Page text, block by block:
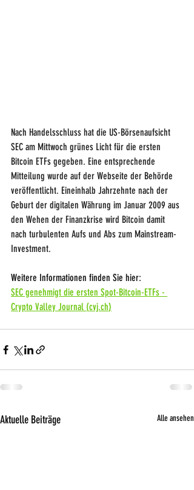
Nach Handelsschluss hat die US-Börsenaufsicht
SEC am Mittwoch grünes Licht für die ersten
Bitcoin ETFs gegeben. Eine entsprechende
Mitteilung wurde auf der Webseite der Behörde
veröffentlicht. Eineinhalb Jahrzehnte nach der
Geburt der digitalen Währung im Januar 2009 aus
den Wehen der Finanzkrise wird Bitcoin damit
nach turbulenten Aufs und Abs zum Mainstream-
Investment.
Weitere Informationen finden Sie hier:
SEC genehmigt die ersten Spot-Bitcoin-ETFs -
Crypto Valley Journal (cvj.ch)
Aktuelle Beiträge Alle ansehen